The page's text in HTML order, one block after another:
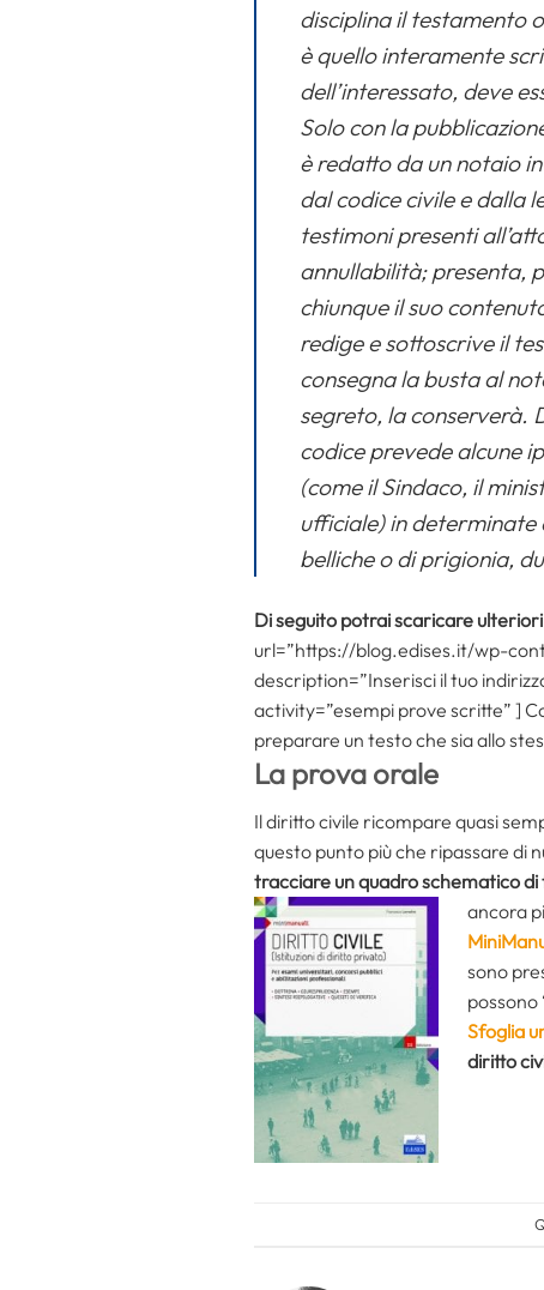
disciplina il testamento
è quello interamente
dell’interessato, deve
Solo con la
è redatto da un notaio
dal codice civile e dalla
testimoni presenti
annullabilità; presenta,
chiunque il suo
redige e sottoscrive il
consegna la busta al
segreto, la conserverà.
codice prevede alcune
(come il Sindaco, il
ufficiale) in
belliche o di prigionia,
Di seguito potrai scaricare
url=”https://blog.edises.it/wp-
description=”Inserisci il tuo
activity=”esempi prove scritte” ]
preparare un testo che sia allo
La prova orale
Il diritto civile ricompare quasi
questo punto più che ripassare di
tracciare un quadro schematico
ancora
sono
Sfoglia
diritto